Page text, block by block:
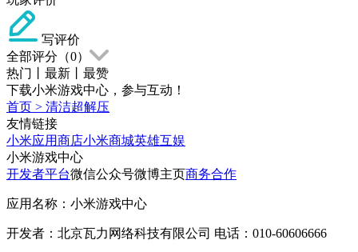
写评价
全部评分（0）
热门
最新
最赞
下载小米游戏中心，参与互动！
首页 > 清洁超解压
友情链接
小米应用商店小米商城英雄互娱
小米游戏中心
开发者平台微信公众号微博主页商务合作
应用名称：小米游戏中心
开发者：北京瓦力网络科技有限公司 电话：010-60606666